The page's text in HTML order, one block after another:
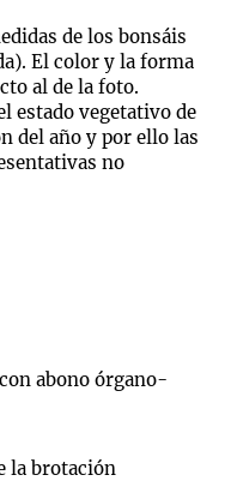
de los bonsáis
El color y la forma
al de la foto.
estado vegetativo de
del año y por ello las
no
abono órgano-
la brotación